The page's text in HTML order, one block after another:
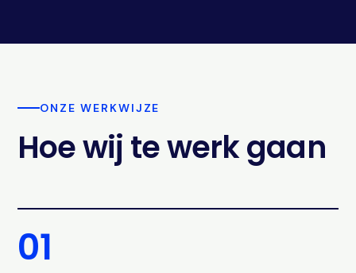
ONZE WERKWIJZE
Hoe wij te werk gaan
01